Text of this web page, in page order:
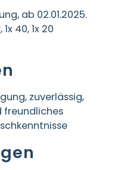
ab 02.01.2025.
40, 1x 20
zuverlässig,